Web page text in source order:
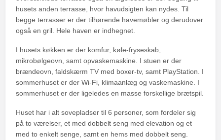
husets anden terrasse, hvor havudsigten kan nydes. Til
begge terrasser er der tilhørende havemøbler og derudover
også en gril. Hele haven er indhegnet.
I husets køkken er der komfur, køle-fryseskab,
mikrobølgeovn, samt opvaskemaskine. I stuen er der
brændeovn, faldskærm TV med boxer-tv, samt PlayStation. I
sommerhuset er der Wi-Fi, klimaanlæg og vaskemaskine. I
sommerhuset er der ligeledes en masse forskellige brætspil.
Huset har i alt sovepladser til 6 personer, som fordeler sig
på to værelser, et med dobbelt seng med elevation og et
med to enkelt senge, samt en hems med dobbelt seng.